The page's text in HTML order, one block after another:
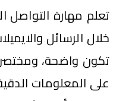
تعلم مهارة التواصل
خلال الرسائل
تكون واضحة،
على المعلومات